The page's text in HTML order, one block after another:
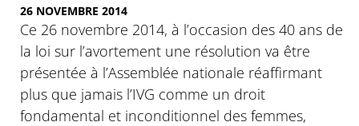
26 NOVEMBRE 2014
Ce 26 novembre 2014, à l’occasion des 40 ans de
la loi sur l’avortement une résolution va être
présentée à l’Assemblée nationale réaffirmant
plus que jamais l’IVG comme un droit
fondamental et inconditionnel des femmes,